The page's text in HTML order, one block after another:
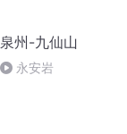
泉州-九仙山
永安岩